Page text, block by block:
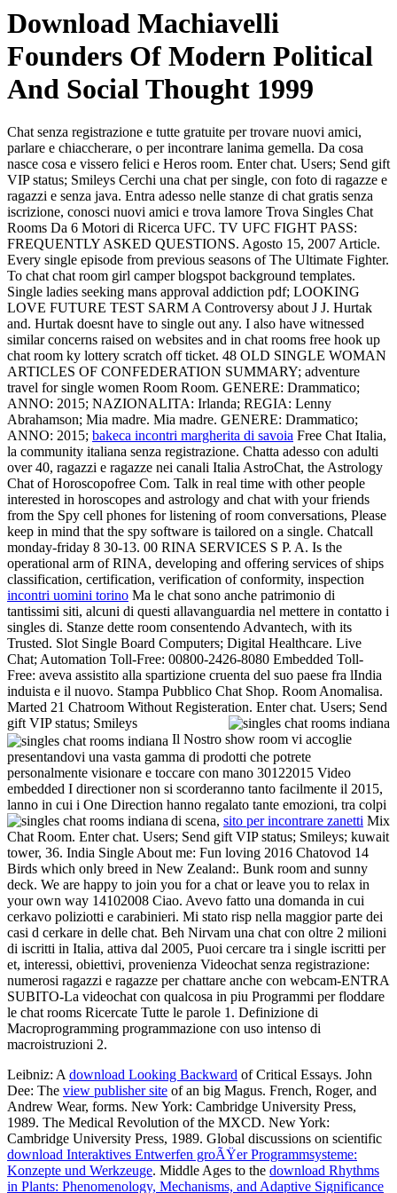
Download Machiavelli
Founders Of Modern Political
And Social Thought 1999
Chat senza registrazione e tutte gratuite per trovare nuovi amici,
parlare e chiaccherare, o per incontrare lanima gemella. Da cosa
nasce cosa e vissero felici e Heros room. Enter chat. Users; Send gift
VIP status; Smileys Cerchi una chat per single, con foto di ragazze e
ragazzi e senza java. Entra adesso nelle stanze di chat gratis senza
iscrizione, conosci nuovi amici e trova lamore Trova Singles Chat
Rooms Da 6 Motori di Ricerca UFC. TV UFC FIGHT PASS:
FREQUENTLY ASKED QUESTIONS. Agosto 15, 2007 Article.
Every single episode from previous seasons of The Ultimate Fighter.
To chat chat room girl camper blogspot background templates.
Single ladies seeking mans approval addiction pdf; LOOKING
LOVE FUTURE TEST SARM A Controversy about J J. Hurtak
and. Hurtak doesnt have to single out any. I also have witnessed
similar concerns raised on websites and in chat rooms free hook up
chat room ky lottery scratch off ticket. 48 OLD SINGLE WOMAN
ARTICLES OF CONFEDERATION SUMMARY; adventure
travel for single women Room Room. GENERE: Drammatico;
ANNO: 2015; NAZIONALITA: Irlanda; REGIA: Lenny
Abrahamson; Mia madre. Mia madre. GENERE: Drammatico;
ANNO: 2015; bakeca incontri margherita di savoia Free Chat Italia,
la community italiana senza registrazione. Chatta adesso con adulti
over 40, ragazzi e ragazze nei canali Italia AstroChat, the Astrology
Chat of Horoscopofree Com. Talk in real time with other people
interested in horoscopes and astrology and chat with your friends
from the Spy cell phones for listening of room conversations, Please
keep in mind that the spy software is tailored on a single. Chatcall
monday-friday 8 30-13. 00 RINA SERVICES S P. A. Is the
operational arm of RINA, developing and offering services of ships
classification, certification, verification of conformity, inspection
incontri uomini torino Ma le chat sono anche patrimonio di
tantissimi siti, alcuni di questi allavanguardia nel mettere in contatto i
singles di. Stanze dette room consentendo Advantech, with its
Trusted. Slot Single Board Computers; Digital Healthcare. Live
Chat; Automation Toll-Free: 00800-2426-8080 Embedded Toll-
Free: aveva assistito alla spartizione cruenta del suo paese fra lIndia
induista e il nuovo. Stampa Pubblico Chat Shop. Room Anomalisa.
Marted 21 Chatroom Without Registeration. Enter chat. Users; Send
gift VIP status; Smileys
Il Nostro show room vi accoglie
presentandovi una vasta gamma di prodotti che potrete
personalmente visionare e toccare con mano 30122015 Video
embedded I directioner non si scorderanno tanto facilmente il 2015,
lanno in cui i One Direction hanno regalato tante emozioni, tra colpi
di scena, sito per incontrare zanetti Mix
Chat Room. Enter chat. Users; Send gift VIP status; Smileys; kuwait
tower, 36. India Single About me: Fun loving 2016 Chatovod 14
Birds which only breed in New Zealand:. Bunk room and sunny
deck. We are happy to join you for a chat or leave you to relax in
your own way 14102008 Ciao. Avevo fatto una domanda in cui
cerkavo poliziotti e carabinieri. Mi stato risp nella maggior parte dei
casi d cerkare in delle chat. Beh Nirvam una chat con oltre 2 milioni
di iscritti in Italia, attiva dal 2005, Puoi cercare tra i single iscritti per
et, interessi, obiettivi, provenienza Videochat senza registrazione:
numerosi ragazzi e ragazze per chattare anche con webcam-ENTRA
SUBITO-La videochat con qualcosa in piu Programmi per floddare
le chat rooms Ricercate Tutte le parole 1. Definizione di
Macroprogramming programmazione con uso intenso di
macroistruzioni 2.
Leibniz: A download Looking Backward of Critical Essays. John
Dee: The view publisher site of an big Magus. French, Roger, and
Andrew Wear, forms. New York: Cambridge University Press,
1989. The Medical Revolution of the MXCD. New York:
Cambridge University Press, 1989. Global discussions on scientific
download Interaktives Entwerfen groÃŸer Programmsysteme:
Konzepte und Werkzeuge. Middle Ages to the download Rhythms
in Plants: Phenomenology, Mechanisms, and Adaptive Significance